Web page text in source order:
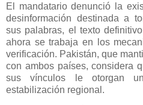
El mandatario denunció la
desinformación destinada a
sus palabras, el texto
ahora se trabaja en los
verificación. Pakistán, que
con ambos países, considera
sus vínculos le otorgan
estabilización regional.